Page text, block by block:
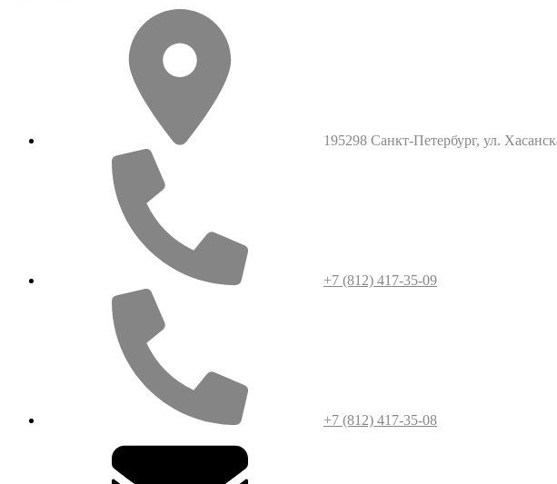
195298 Санкт-Петербург, ул.
+7 (812) 417-35-09
+7 (812) 417-35-08